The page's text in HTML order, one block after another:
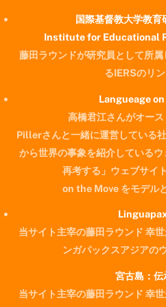
国際基督教大学教育
Institute for Educational
藤田ラウンドが研究員として所
るIERSのリン
Langueage
高橋君江さんがオー
Pillerさんと一緒に運営している
から世界の事象を紹介している
再考する」ウェブサイ
on the Move をモデル
当サイト主宰の藤田ラウンド 幸
ンガパックスアジアの
宮古島：伝
当サイト主宰の藤田ラウンド 幸